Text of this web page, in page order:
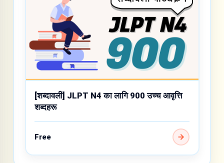
[शब्दावली] JLPT N4 का लागि 900 उच्च आवृत्ति
शब्दहरू
Free